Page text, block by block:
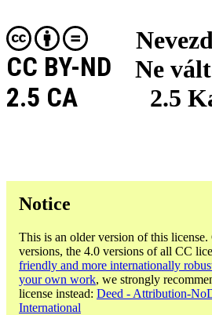
Ne
2.5
CC BY-ND
2.5 CA
Notice
This is an older version of this
versions, the 4.0 versions of all CC
friendly and more internationally
your own work, we strongly
license instead: Deed - Attribution-
International